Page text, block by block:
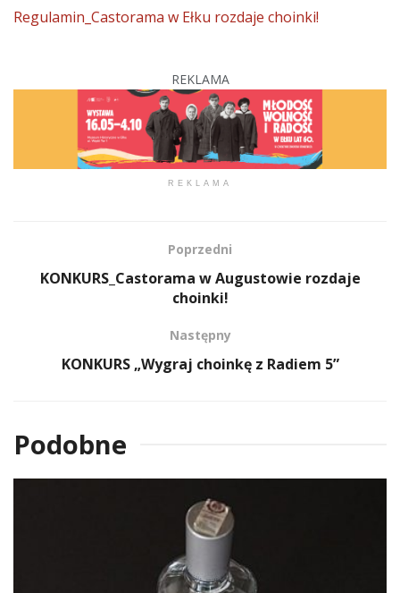
Regulamin_Castorama w Ełku rozdaje choinki!
REKLAMA
REKLAMA
Poprzedni
KONKURS_Castorama w Augustowie rozdaje
choinki!
Następny
KONKURS „Wygraj choinkę z Radiem 5”
Podobne